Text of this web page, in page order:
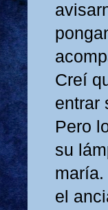
Creí
entrar
Pero
su
el